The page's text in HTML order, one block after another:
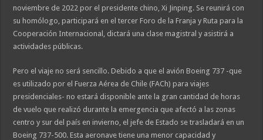
noviembre de 2022 por el presidente chino, Xi Jinping. Se reunirá con
su homólogo, participará en el tercer Foro de la Franja y Ruta para la
Cooperación Internacional, dictará una clase magistral y asistirá a
actividades públicas.
Pero el viaje no será sencillo. Debido a que el avión Boeing 737 -que
es utilizado por el Fuerza Aérea de Chile (FACh) para viajes
presidenciales- no estará disponible ante la gran cantidad de horas
de vuelo que realizó durante la emergencia que afectó a las zonas
centro y sur del país en invierno, el jefe de Estado se trasladará en un
Boeing 737-500. Esta aeronave tiene una menor capacidad y